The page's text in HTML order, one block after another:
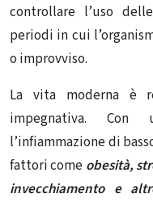
controllare l’uso
periodi in cui
o improvviso.
La vita moderna è
impegnativa.
l’infiammazione di
fattori come obesità,
invecchiamento e